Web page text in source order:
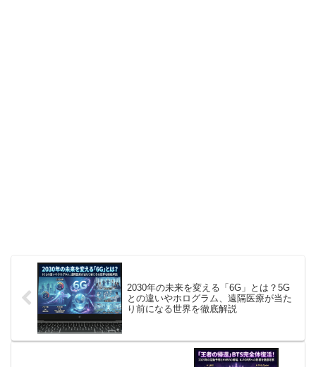
2030年の未来を変える「6G」とは？5G
との違いやホログラム、遠隔医療が当た
り前になる世界を徹底解説